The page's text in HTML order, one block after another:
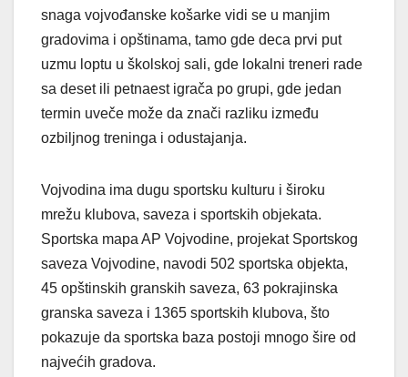
snaga vojvođanske košarke vidi se u manjim
gradovima i opštinama, tamo gde deca prvi put
uzmu loptu u školskoj sali, gde lokalni treneri rade
sa deset ili petnaest igrača po grupi, gde jedan
termin uveče može da znači razliku između
ozbiljnog treninga i odustajanja.
Vojvodina ima dugu sportsku kulturu i široku
mrežu klubova, saveza i sportskih objekata.
Sportska mapa AP Vojvodine, projekat Sportskog
saveza Vojvodine, navodi 502 sportska objekta,
45 opštinskih granskih saveza, 63 pokrajinska
granska saveza i 1365 sportskih klubova, što
pokazuje da sportska baza postoji mnogo šire od
najvećih gradova.